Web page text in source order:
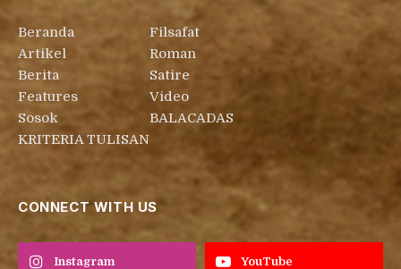
Beranda
Artikel
Berita
Features
Sosok
KRITERIA TULISAN
Filsafat
Roman
Satire
Video
BALACADAS
CONNECT WITH US
Instagram YouTube